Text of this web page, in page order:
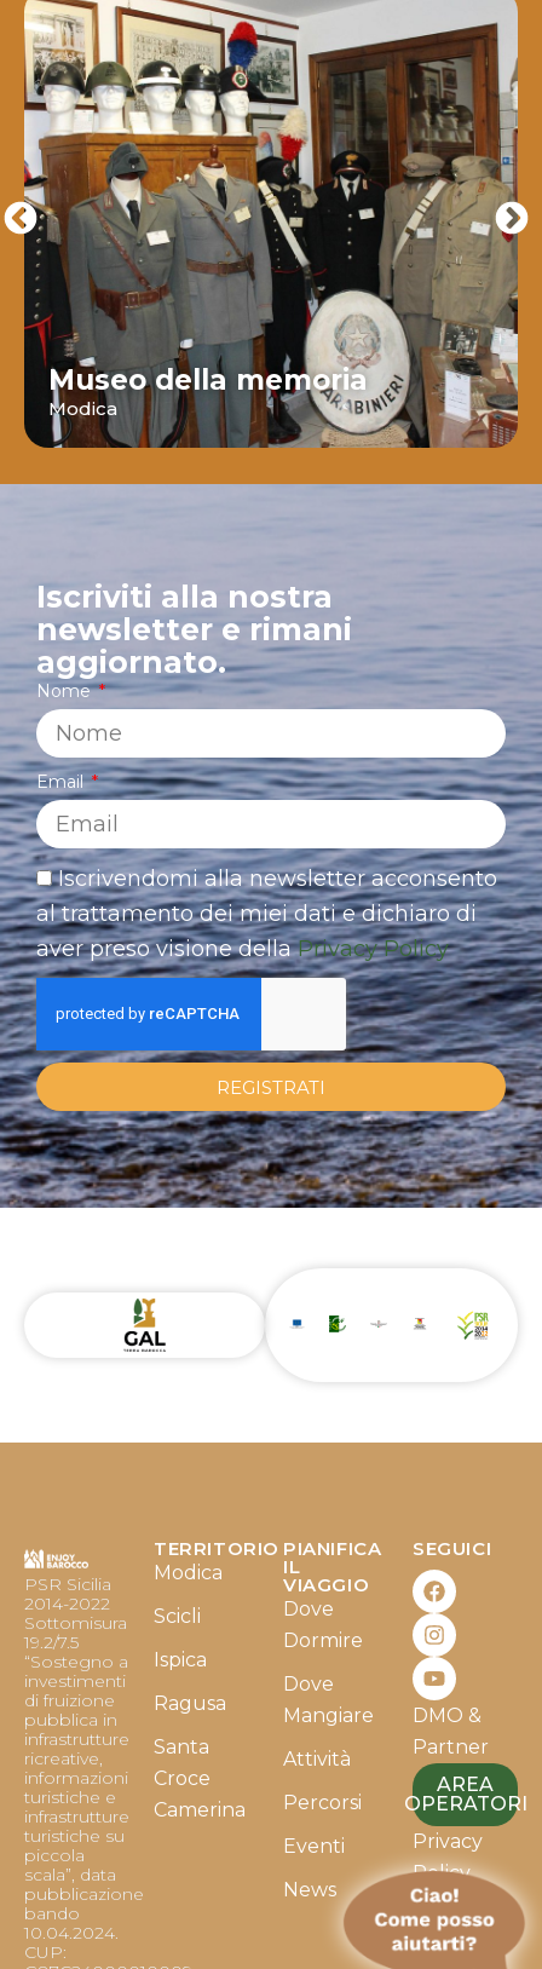
Museo della memoria
Modica
Iscriviti alla nostra
newsletter e rimani
aggiornato.
Nome
Email
Iscrivendomi alla newsletter acconsento
al trattamento dei miei dati e dichiaro di
aver preso visione dellaPrivacy Policy
REGISTRATI
PSR Sicilia
2014-2022
Sottomisura
19.2/7.5
“Sostegno a
investimenti
di fruizione
pubblica in
infrastrutture
ricreative,
informazioni
turistiche e
infrastrutture
turistiche su
piccola
scala”, data
pubblicazione
bando
10.04.2024.
CUP:
TERRITORIO
Modica
Scicli
Ispica
Ragusa
Santa
Croce
Camerina
PIANIFICA
IL
VIAGGIO
Dove
Dormire
Dove
Mangiare
Attività
Percorsi
Eventi
News
SEGUICI
F
a
c
e
b
o
o
k
I
n
s
t
a
g
r
a
m
Y
o
u
t
u
b
e
DMO &
Partner
AREA
OPERATORI
Privacy
Policy
Cookie
Policy